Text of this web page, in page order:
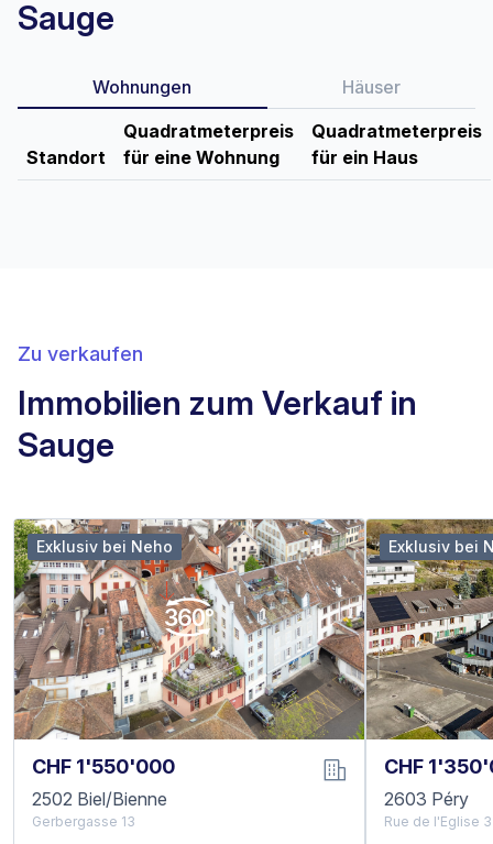
Sauge
Wohnungen Häuser
Standort
Quadratmeterpreis
für eine Wohnung
Quadratmeterpreis
für ein Haus
Zu verkaufen
Immobilien zum Verkauf in
Sauge
CHF 1'550'000
2502 Biel/Bienne
Gerbergasse 13
Exklusiv bei Neho
CHF
2603 Péry
Rue de l'Eglise 3
Exklusiv bei